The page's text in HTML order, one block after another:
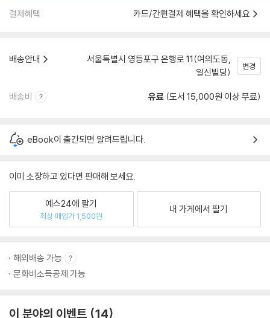
결제혜택 카드/간편결제 혜택을 확인하세요
배송안내
서울특별시 영등포구 은행로 11(여의도동,
일신빌딩)
변경
배송비 유료 (도서 15,000원 이상 무료)
eBook이 출간되면 알려드립니다.
이미 소장하고 있다면 판매해 보세요.
예스24에 팔기
최상 매입가 1,500원
내 가게에서 팔기
해외배송 가능
문화비소득공제 가능
이 분야의 이벤트 14